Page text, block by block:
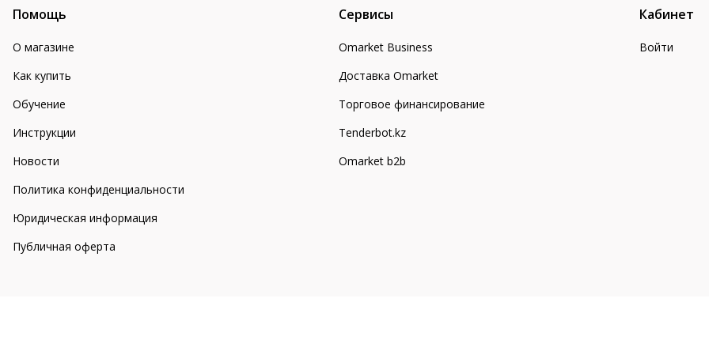
Помощь
О магазине
Как купить
Обучение
Инструкции
Новости
Политика конфиденциальности
Юридическая информация
Публичная оферта
Сервисы
Omarket Business
Доставка Omarket
Торговое финансирование
Tenderbot.kz
Omarket b2b
Кабинет
Войти